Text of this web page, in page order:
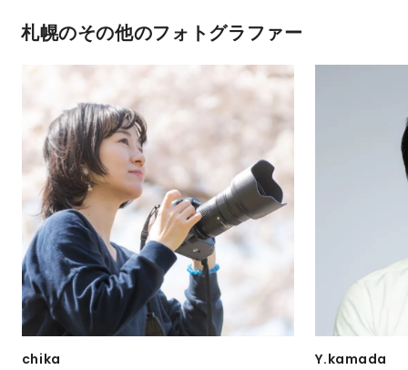
札幌のその他のフォトグラファー
chika Y.kamada